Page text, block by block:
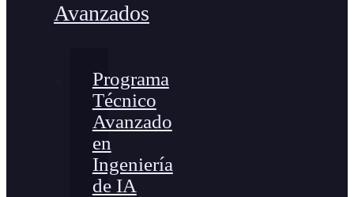
Avanzados
Programa
Técnico
Avanzado
en
Ingeniería
de IA